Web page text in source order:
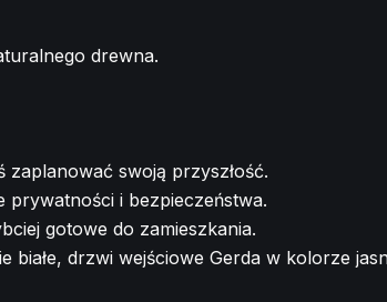
drewna.
swoją przyszłość.
i bezpieczeństwa.
gotowe do zamieszkania.
drzwi wejściowe Gerda w kolorze